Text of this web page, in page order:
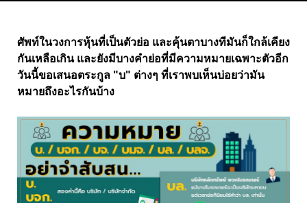
ศัพท์ในวงการหุ้นที่เป็นตัวย่อ และคุ้นตาบางทีมันก็ใกล้เคียง
กันเหลือเกิน และยังมีบางคำย่อที่มีความหมายเฉพาะตัวอีก
วันนี้ขอเสนอตระกูล "บ" ต่างๆ ที่เราพบเห็นบ่อยว่ามัน
หมายถึงอะไรกันบ้าง